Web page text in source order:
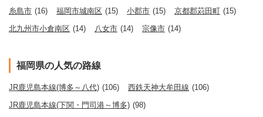
糸島市 (16) 福岡市城南区 (15) 小郡市 (15) 京都郡苅田町 (15)
北九州市小倉南区 (14) 八女市 (14) 宗像市 (14)
福岡県の人気の路線
JR鹿児島本線(博多～八代) (106) 西鉄天神大牟田線 (106)
JR鹿児島本線(下関・門司港～博多) (98)